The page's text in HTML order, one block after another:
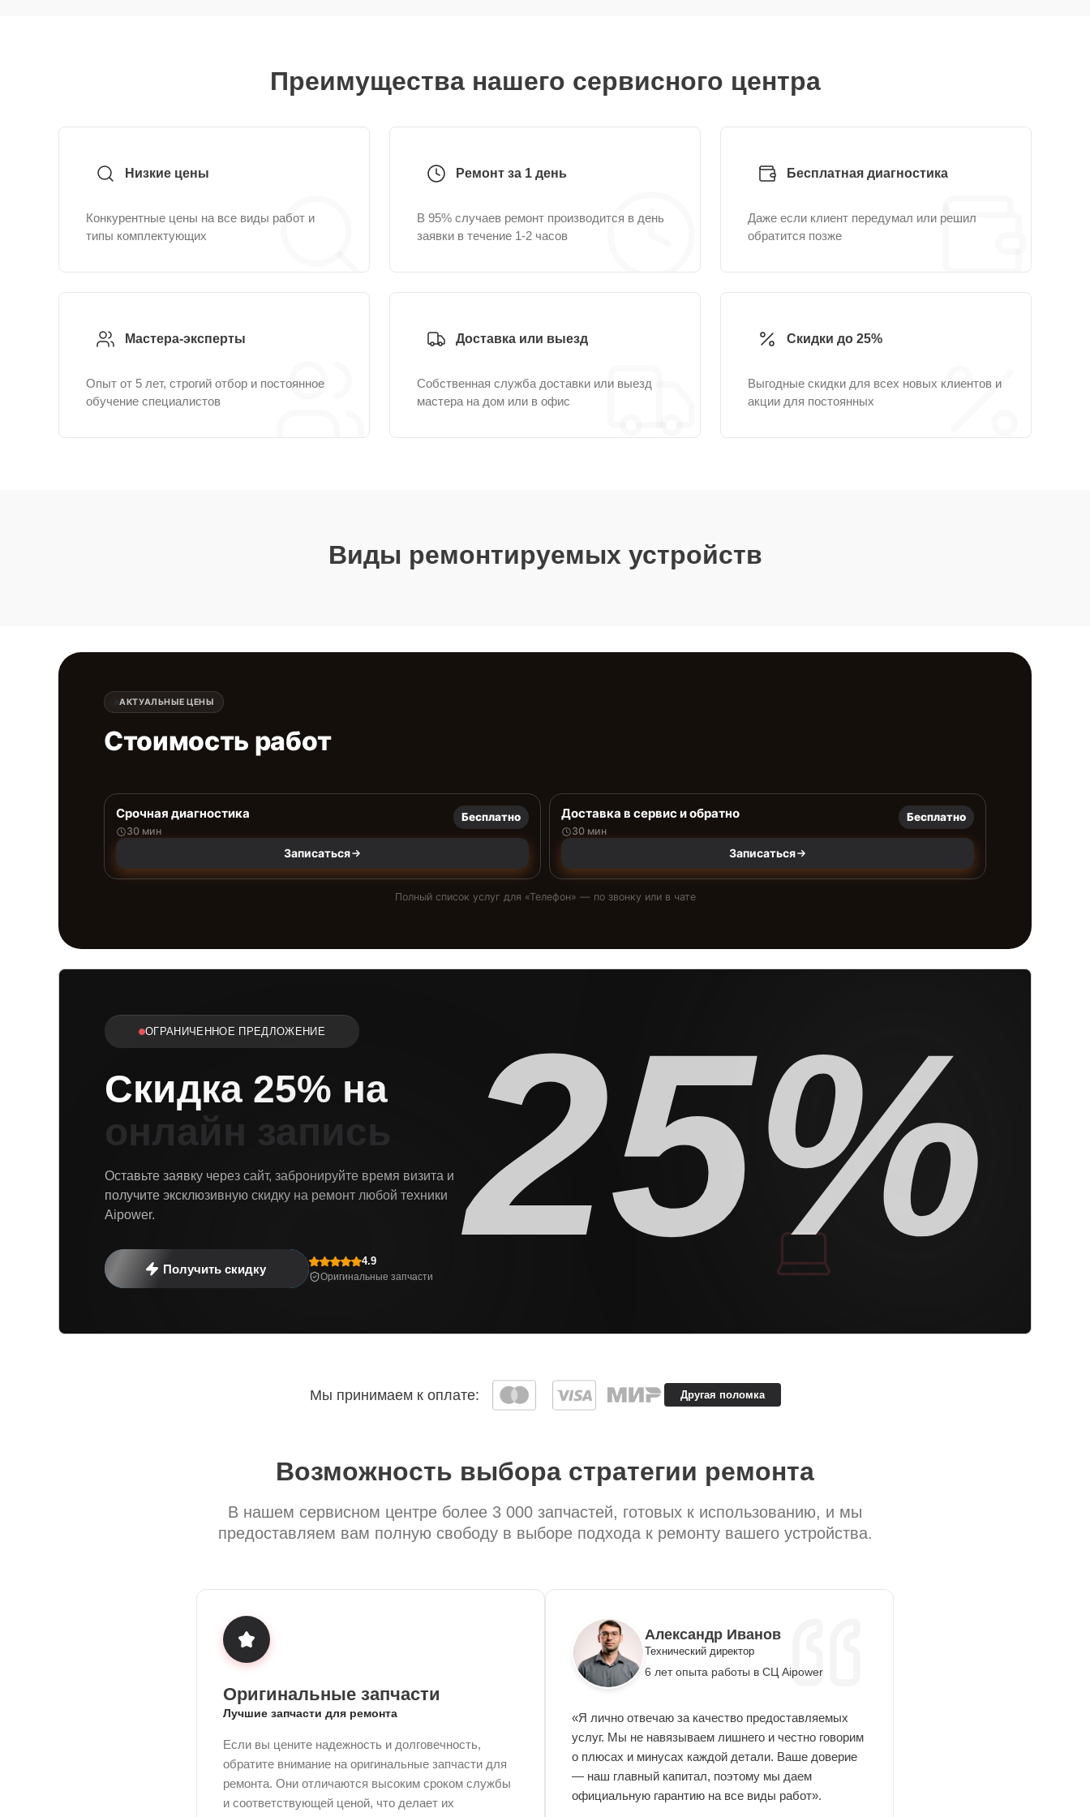
Преимущества нашего сервисного центра
Низкие цены
Конкурентные цены на все виды работ и
типы комплектующих
Ремонт за 1 день
В 95% случаев ремонт производится в день
заявки в течение 1-2 часов
Бесплатная диагностика
Даже если клиент передумал или решил
обратится позже
Мастера-эксперты
Опыт от 5 лет, строгий отбор и постоянное
обучение специалистов
Доставка или выезд
Собственная служба доставки или выезд
мастера на дом или в офис
Скидки до 25%
Выгодные скидки для всех новых клиентов и
акции для постоянных
Виды ремонтируемых устройств
АКТУАЛЬНЫЕ ЦЕНЫ
Стоимость работ
Срочная диагностика
30 мин
Бесплатно
Записаться
Доставка в сервис и обратно
30 мин
Бесплатно
Записаться
Полный список услуг для «Телефон» — по звонку или в чате
ОГРАНИЧЕННОЕ ПРЕДЛОЖЕНИЕ
Скидка 25% на
онлайн запись
Оставьте заявку через сайт, забронируйте время визита и
получите эксклюзивную скидку на ремонт любой техники
Aipower.
Получить скидку
4.9
Оригинальные запчасти 25%
Мы принимаем к оплате: Другая поломка
Возможность выбора стратегии ремонта
В нашем сервисном центре более 3 000 запчастей, готовых к использованию, и мы
предоставляем вам полную свободу в выборе подхода к ремонту вашего устройства.
Оригинальные запчасти
Лучшие запчасти для ремонта
Если вы цените надежность и долговечность,
обратите внимание на оригинальные запчасти для
ремонта. Они отличаются высоким сроком службы
и соответствующей ценой, что делает их
Александр Иванов
Технический директор
6 лет опыта работы в СЦ Aipower
«Я лично отвечаю за качество предоставляемых
услуг. Мы не навязываем лишнего и честно говорим
о плюсах и минусах каждой детали. Ваше доверие
— наш главный капитал, поэтому мы даем
официальную гарантию на все виды работ».